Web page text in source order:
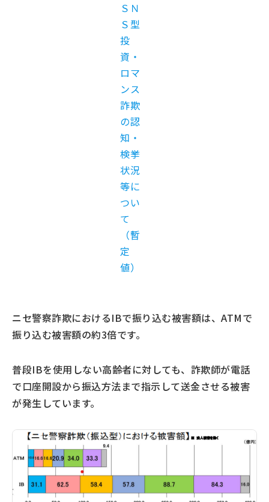
ＳＮ
Ｓ型
投
資・
ロマ
ンス
詐欺
の認
知・
検挙
状況
等に
つい
て
（暫
定
値）
ニセ警察詐欺におけるIBで振り込む被害額は、ATMで
振り込む被害額の約3倍です。
普段IBを使用しない高齢者に対しても、詐欺師が電話
で口座開設から振込方法まで指示して送金させる被害
が発生しています。